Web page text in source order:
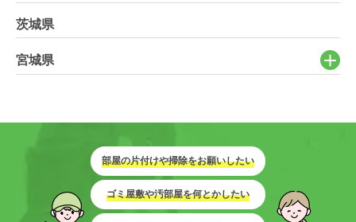
茨城県
宮城県
部屋の片付けや掃除をお願いしたい
ゴミ屋敷や汚部屋を何とかしたい